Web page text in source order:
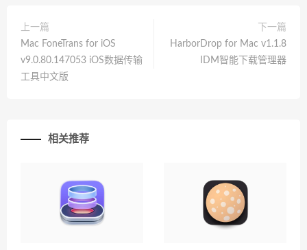
上一篇
Mac FoneTrans for iOS
v9.0.80.147053 iOS数据传输
工具中文版
下一篇
HarborDrop for Mac v1.1.8
IDM智能下载管理器
相关推荐